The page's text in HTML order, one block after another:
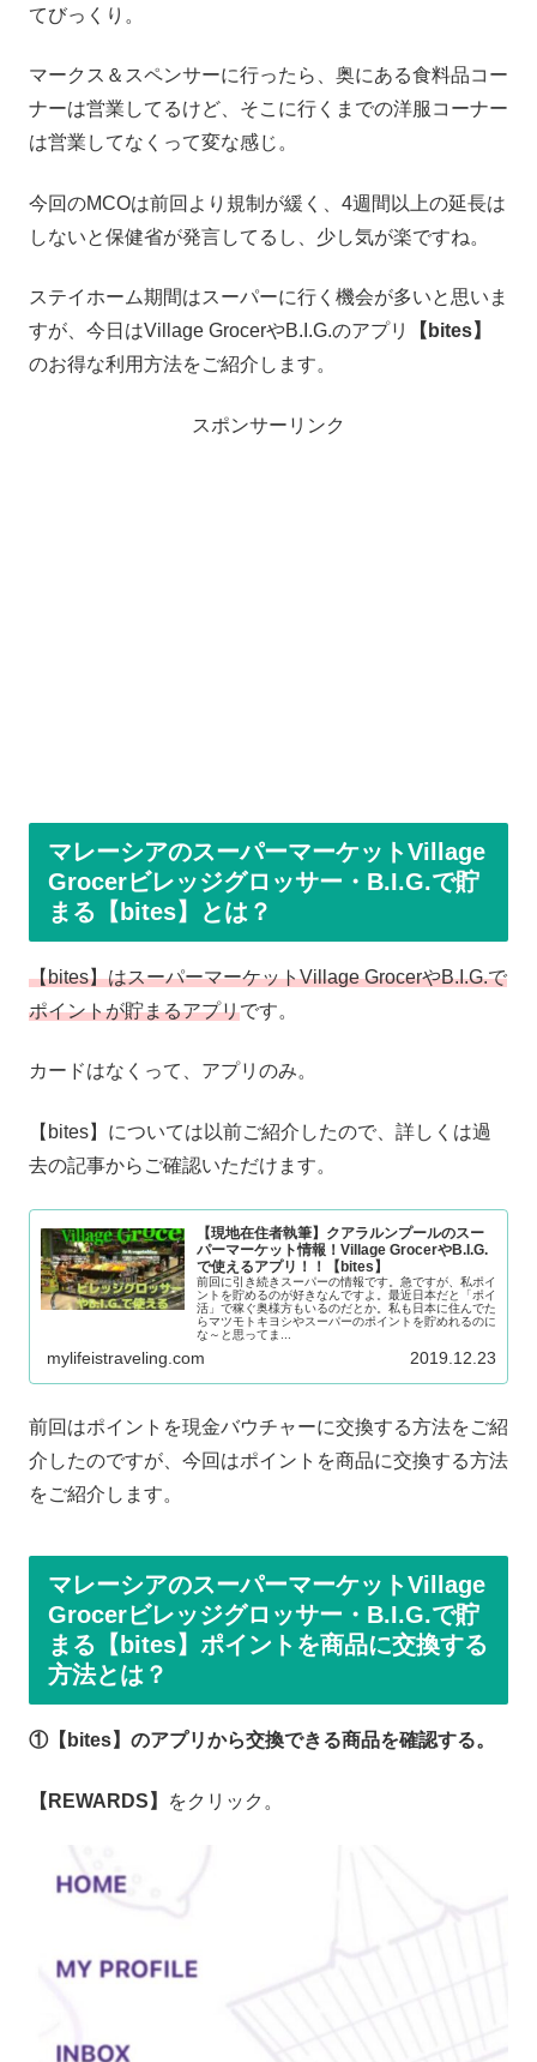
てびっくり。
マークス＆スペンサーに行ったら、奥にある食料品コー
ナーは営業してるけど、そこに行くまでの洋服コーナー
は営業してなくって変な感じ。
今回のMCOは前回より規制が緩く、4週間以上の延長は
しないと保健省が発言してるし、少し気が楽ですね。
ステイホーム期間はスーパーに行く機会が多いと思いま
すが、今日はVillage GrocerやB.I.G.のアプリ
【bites】
のお得な利用方法をご紹介します。
スポンサーリンク
マレーシアのスーパーマーケットVillage
Grocerビレッジグロッサー・B.I.G.で貯
まる【bites】とは？
【bites】はスーパーマーケットVillage GrocerやB.I.G.で
ポイントが貯まるアプリです。
カードはなくって、アプリのみ。
【bites】については以前ご紹介したので、詳しくは過
去の記事からご確認いただけます。
【現地在住者執筆】クアラルンプールのスー
パーマーケット情報！Village GrocerやB.I.G.
で使えるアプリ！！【bites】
前回に引き続きスーパーの情報です。急ですが、私ポイ
ントを貯めるのが好きなんですよ。最近日本だと「ポイ
活」で稼ぐ奥様方もいるのだとか。私も日本に住んでた
らマツモトキヨシやスーパーのポイントを貯めれるのに
な～と思ってま...
mylifeistraveling.com 2019.12.23
前回はポイントを現金バウチャーに交換する方法をご紹
介したのですが、今回はポイントを商品に交換する方法
をご紹介します。
マレーシアのスーパーマーケットVillage
Grocerビレッジグロッサー・B.I.G.で貯
まる【bites】ポイントを商品に交換する
方法とは？
①【bites】のアプリから交換できる商品を確認する。
【REWARDS】 をクリック。